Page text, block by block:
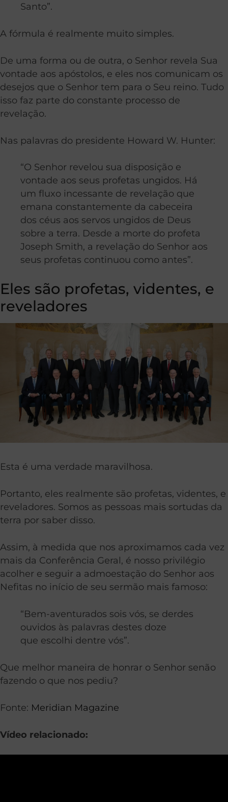
Santo”.
A fórmula é realmente muito simples.
De uma forma ou de outra, o Senhor revela Sua
vontade aos apóstolos, e eles nos comunicam os
desejos que o Senhor tem para o Seu reino. Tudo
isso faz parte do constante processo de
revelação.
Nas palavras do presidente Howard W. Hunter:
“O Senhor revelou sua disposição e
vontade aos seus profetas ungidos. Há
um fluxo incessante de revelação que
emana constantemente da cabeceira
dos céus aos servos ungidos de Deus
sobre a terra. Desde a morte do profeta
Joseph Smith, a revelação do Senhor aos
seus profetas continuou como antes”.
Eles são profetas, videntes, e
reveladores
Esta é uma verdade maravilhosa.
Portanto, eles realmente são profetas, videntes, e
reveladores. Somos as pessoas mais sortudas da
terra por saber disso.
Assim, à medida que nos aproximamos cada vez
mais da Conferência Geral, é nosso privilégio
acolher e seguir a admoestação do Senhor aos
Nefitas no início de seu sermão mais famoso:
“Bem-aventurados sois vós, se derdes
ouvidos às palavras destes doze
que escolhi dentre vós”.
Que melhor maneira de honrar o Senhor senão
fazendo o que nos pediu?
Fonte: Meridian Magazine
Vídeo relacionado: